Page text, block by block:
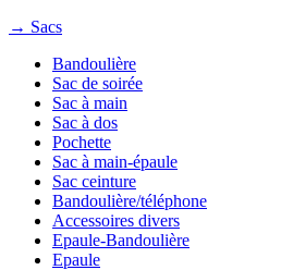
→ Sacs
Bandoulière
Sac de soirée
Sac à main
Sac à dos
Pochette
Sac à main-épaule
Sac ceinture
Bandoulière/téléphone
Accessoires divers
Epaule-Bandoulière
Epaule